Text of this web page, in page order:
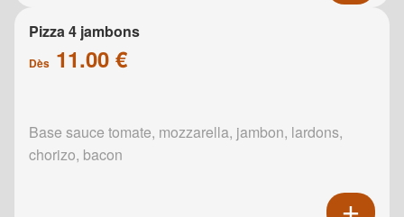
Pizza 4 jambons
Dès 11.00 €
Base sauce tomate, mozzarella, jambon, lardons,
chorizo, bacon